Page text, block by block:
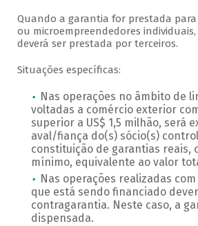
Quando a garantia for prestada
ou microempreendedores individuais,
deverá ser prestada por terceiros.
Situações específicas:
Nas operações no âmbito de
voltadas a comércio exterior
superior a US$ 1,5 milhão, será
aval/fiança do(s) sócio(s)
constituição de garantias reais,
mínimo, equivalente ao valor
Nas operações realizadas
que está sendo financiado
contragarantia. Neste caso, a
dispensada.